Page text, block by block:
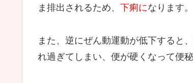
ま排出されるため、 下痢になります。
また、逆にぜん動運動が低下すると
れ過ぎてしまい、便が硬くなって便